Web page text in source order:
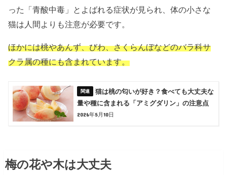
った「青酸中毒」とよばれる症状が見られ、体の小さな
猫は人間よりも注意が必要です。
ほかには桃やあんず、びわ、さくらんぼなどのバラ科サ
クラ属の種にも含まれています。
猫は桃の匂いが好き？食べても大丈夫な
量や種に含まれる「アミグダリン」の注意点
2026年5月10日
梅の花や木は大丈夫